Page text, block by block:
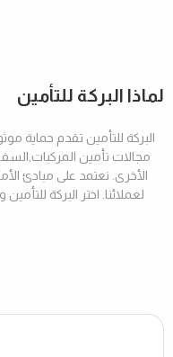
لماذا البركة للتأمين
البركة للتأمين تقدم حماية
مجالات تأمين
الأخرى. نعتمد على مبادئ
لعملائنا. اختر البركة